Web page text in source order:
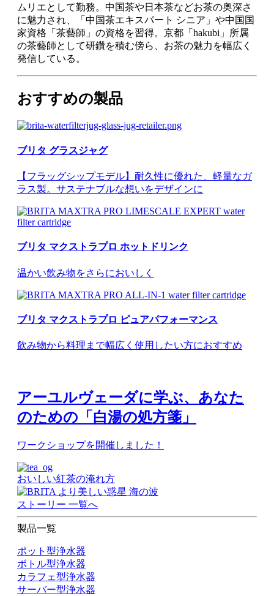
ムリエとして勤務。中国茶や日本茶などお茶の奥深さ
に魅力され、「中国茶エキスパート シニア」や中国国
家資格「茶藝師」の資格を習得。京都「hakubi」所属
の茶藝師として研鑽を積む傍ら、お茶の魅力を幅広く
発信している。
おすすめの製品
ブリタ グラスジャグ
【フラッグシップモデル】耐久性に優れた、軽量なガ
ラス製。サステナブルな想いをデザインに
ブリタ マクストラプロ ホットドリンク
温かい飲み物をさらにおいしく
ブリタ マクストラプロ ピュアパフォーマンス
飲み物から料理まで幅広く使用したい方におすすめ​
アーユルヴェーダに学ぶ、あなた
のための「白湯の処方箋」
ワークショップを開催しました！
おいしい紅茶の淹れ方
ストーリー 一覧へ
製品一覧
ポット型浄水器
ボトル型浄水器
カラフェ型浄水器
サーバー型浄水器